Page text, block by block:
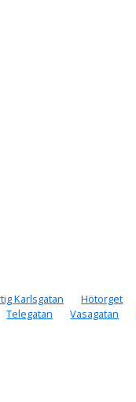
Karlsgatan Hötorget
Telegatan Vasagatan